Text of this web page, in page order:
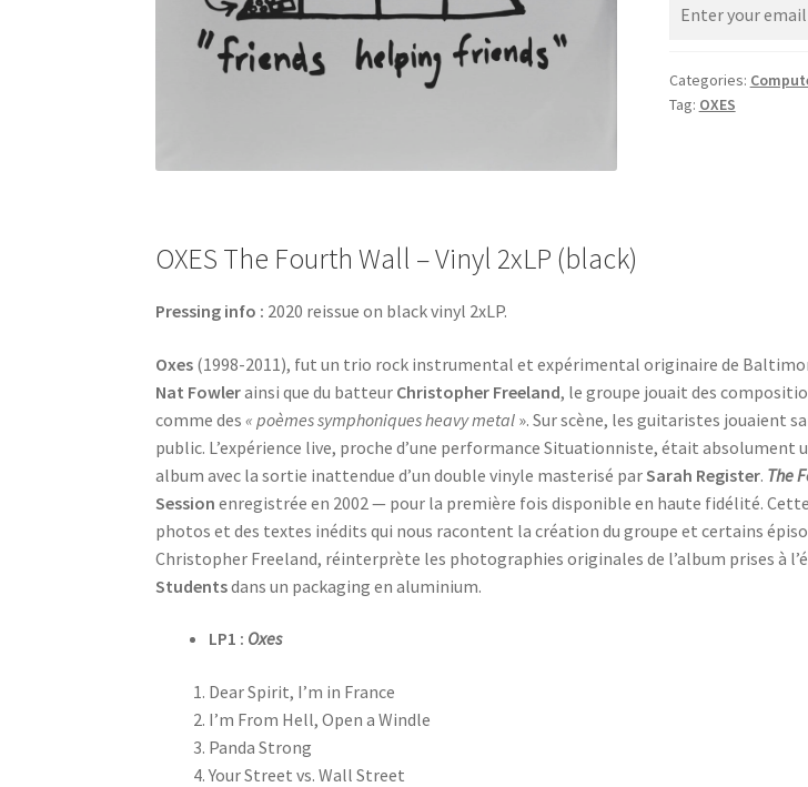
Categories:
Tag: OXES
OXES The Fourth Wall – Vinyl 2xLP (black)
Pressing info : 2020 reissue on black vinyl 2xLP.
Oxes (1998-2011), fut un trio rock instrumental et expérimental originaire de
Nat Fowlerainsi que du batteur Christopher Freeland, le groupe jouait des
comme des« poèmes symphoniques heavy metal ». Sur scène, les guitaristes jouaient
public. L’expérience live, proche d’une performance Situationniste, était
album avec la sortie inattendue d’un double vinyle masterisé parSarah Register. The
Session enregistrée en 2002 — pour la première fois disponible en haute fidélité.
photos et des textes inédits qui nous racontent la création du groupe et certains
Christopher Freeland, réinterprète les photographies originales de l’album prises à
Studentsdans un packaging en aluminium.
LP1 : Oxes
Dear Spirit, I’m in France
I’m From Hell, Open a Windle
Panda Strong
Your Street vs. Wall Street